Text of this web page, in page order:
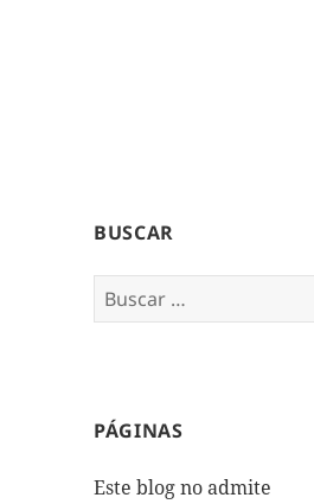
BUSCAR
Buscar:
PÁGINAS
Este blog no admite